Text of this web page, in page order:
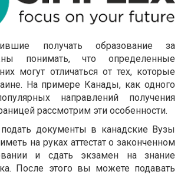
получать образование за
понимать, что определенные
могут отличаться от тех, которые
На примере Канады, как одного
направлений получения
рассмотрим эти особенности.
документы в канадские Вузы
на руках аттестат о законченном
и сдать экзамен на знание
После этого вы можете подавать